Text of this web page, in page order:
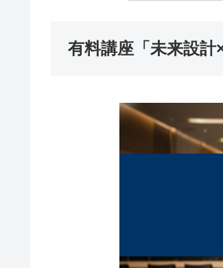
有料講座「未来設